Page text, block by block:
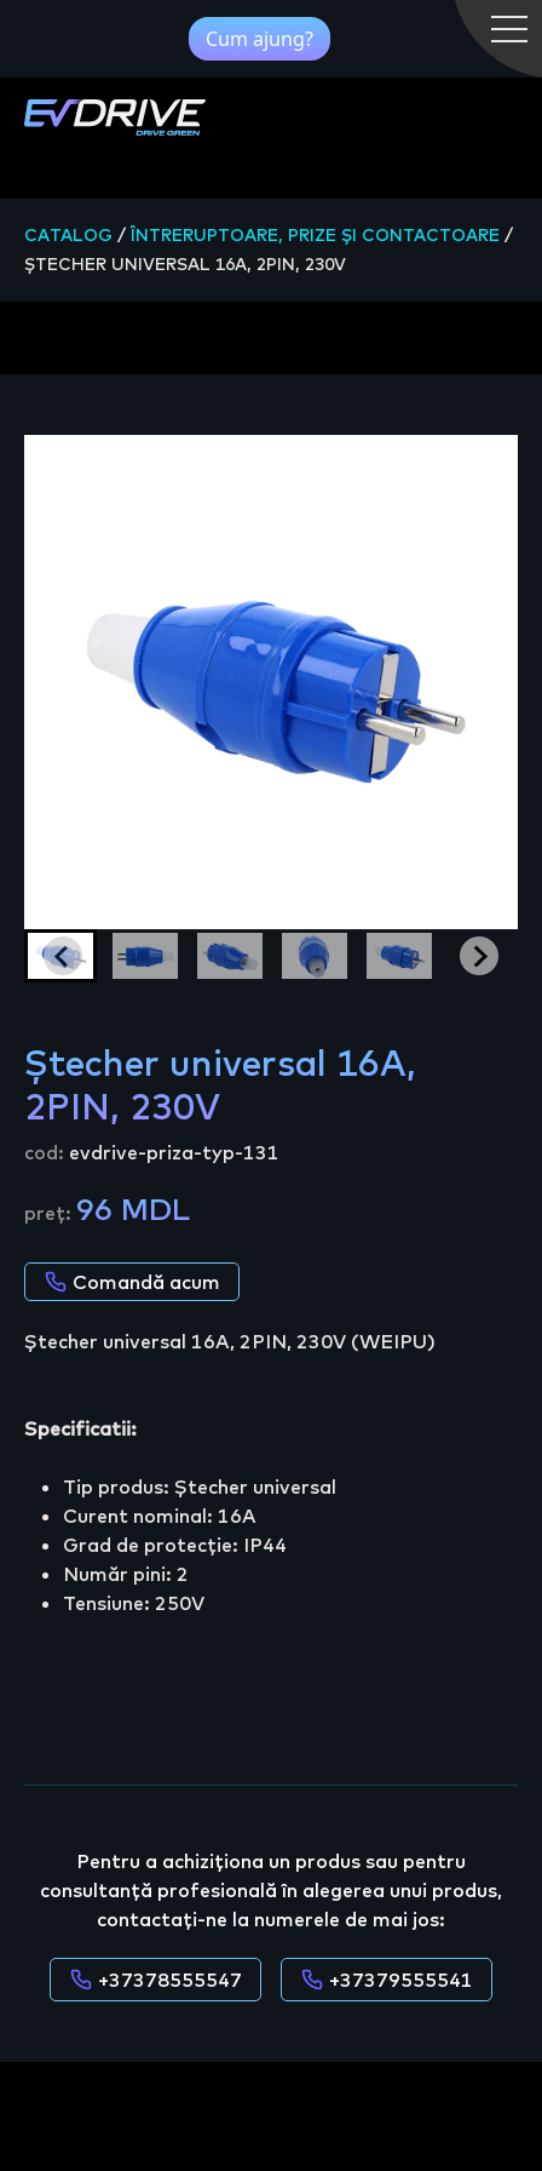
Cum ajung?
CATALOG / ÎNTRERUPTOARE, PRIZE ȘI CONTACTOARE /
ȘTECHER UNIVERSAL 16A, 2PIN, 230V
Ștecher universal 16A,
2PIN, 230V
cod: evdrive-priza-typ-131
preț: 96 MDL
Comandă acum
Ștecher universal 16A, 2PIN, 230V (WEIPU)
Specificatii:
Tip produs: Ștecher universal
Curent nominal: 16A
Grad de protecție: IP44
Număr pini: 2
Tensiune: 250V
Pentru a achiziționa un produs sau pentru
consultanță profesională în alegerea unui produs,
contactați-ne la numerele de mai jos:
+37378555547 +37379555541